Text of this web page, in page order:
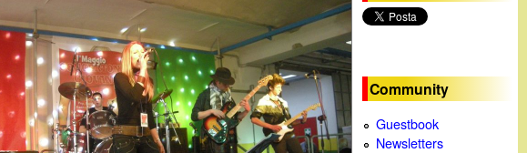
c
a
Community
Guestbook
Newsletters